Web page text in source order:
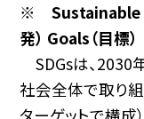
※ Sustainable（
発） Goals（目標）
SDGsは、2030
社会全体で取り